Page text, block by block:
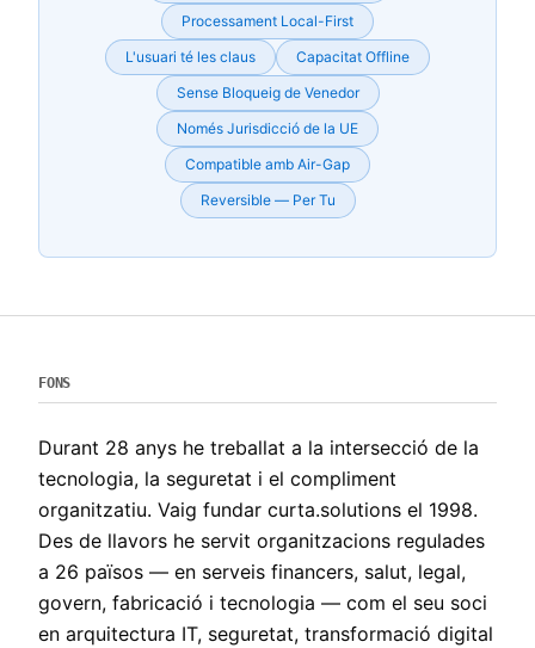
Processament Local-First
L'usuari té les claus
Capacitat Offline
Sense Bloqueig de Venedor
Només Jurisdicció de la UE
Compatible amb Air-Gap
Reversible — Per Tu
FONS
Durant 28 anys he treballat a la intersecció de la
tecnologia, la seguretat i el compliment
organitzatiu. Vaig fundar curta.solutions el 1998.
Des de llavors he servit organitzacions regulades
a 26 països — en serveis financers, salut, legal,
govern, fabricació i tecnologia — com el seu soci
en arquitectura IT, seguretat, transformació digital